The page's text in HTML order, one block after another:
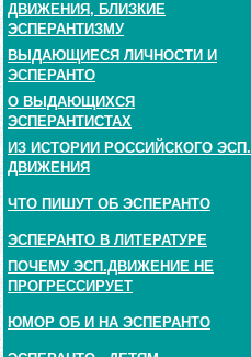
ДВИЖЕНИЯ, БЛИЗКИЕ
ЭСПЕРАНТИЗМУ
ВЫДАЮЩИЕСЯ ЛИЧНОСТИ И
ЭСПЕРАНТО
О ВЫДАЮЩИХСЯ
ЭСПЕРАНТИСТАХ
ИЗ ИСТОРИИ РОССИЙСКОГО ЭСП.
ДВИЖЕНИЯ
ЧТО ПИШУТ ОБ ЭСПЕРАНТО
ЭСПЕРАНТО В ЛИТЕРАТУРЕ
ПОЧЕМУ ЭСП.ДВИЖЕНИЕ НЕ
ПРОГРЕССИРУЕТ
ЮМОР ОБ И НА ЭСПЕРАНТО